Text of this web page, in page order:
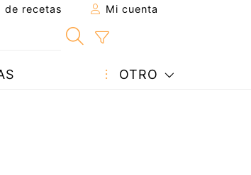
de recetas Mi cuenta
OTRO